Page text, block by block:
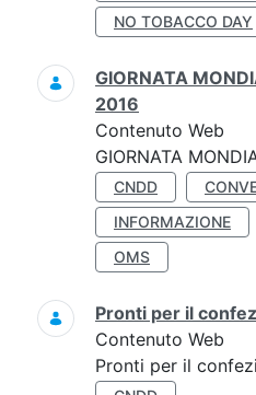
NO TOBACCO DAY
GIORNATA
2016
Contenuto Web
GIORNATA
CNDD
INFORMAZIONE
OMS
Pronti per il
Contenuto Web
Pronti per il